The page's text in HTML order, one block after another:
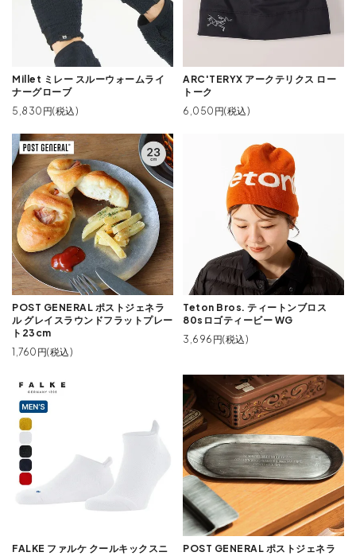
Millet ミレー スルーウォームライ
ナーグローブ
5,830円(税込)
ARC'TERYX アークテリクス ロー
トーク
6,050円(税込)
POST GENERAL ポストジェネラ
ル グレイスラウンドフラットプレー
ト23cm
1,760円(税込)
Teton Bros. ティートンブロス
80sロゴティービー WG
3,696円(税込)
FALKE ファルケ クールキックスニ
POST GENERAL ポストジェネラ